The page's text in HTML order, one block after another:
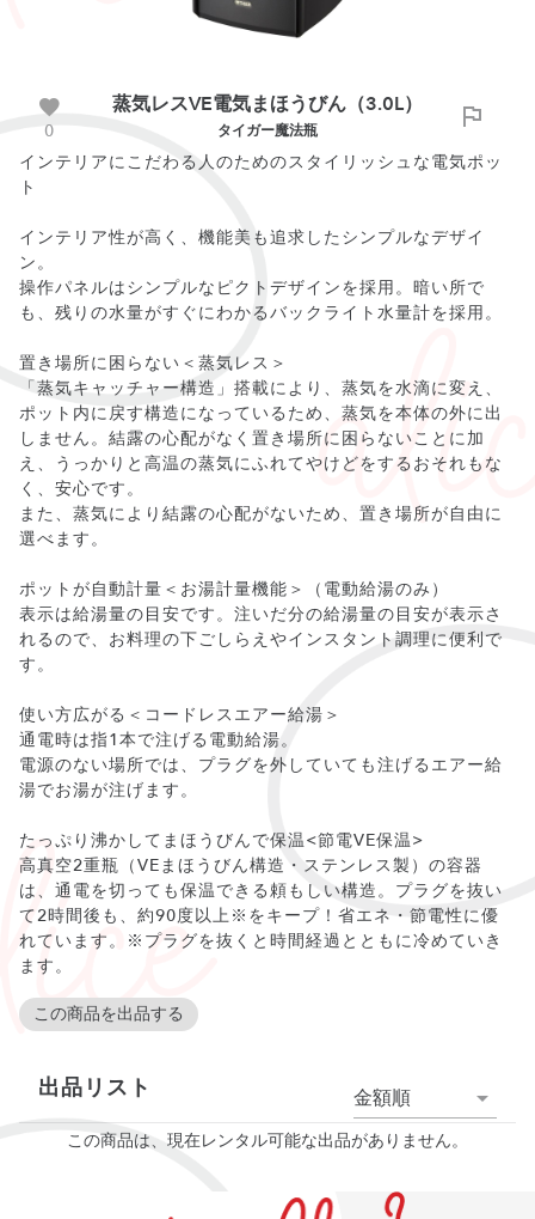
0
蒸気レスVE電気まほうびん（3.0L）
タイガー魔法瓶
インテリアにこだわる人のためのスタイリッシュな電気ポッ
ト
インテリア性が高く、機能美も追求したシンプルなデザイ
ン。
操作パネルはシンプルなピクトデザインを採用。暗い所で
も、残りの水量がすぐにわかるバックライト水量計を採用。
置き場所に困らない＜蒸気レス＞
「蒸気キャッチャー構造」搭載により、蒸気を水滴に変え、
ポット内に戻す構造になっているため、蒸気を本体の外に出
しません。結露の心配がなく置き場所に困らないことに加
え、うっかりと高温の蒸気にふれてやけどをするおそれもな
く、安心です。
また、蒸気により結露の心配がないため、置き場所が自由に
選べます。
ポットが自動計量＜お湯計量機能＞（電動給湯のみ）
表示は給湯量の目安です。注いだ分の給湯量の目安が表示さ
れるので、お料理の下ごしらえやインスタント調理に便利で
す。
使い方広がる＜コードレスエアー給湯＞
通電時は指1本で注げる電動給湯。
電源のない場所では、プラグを外していても注げるエアー給
湯でお湯が注げます。
たっぷり沸かしてまほうびんで保温<節電VE保温>
高真空2重瓶（VEまほうびん構造・ステンレス製）の容器
は、通電を切っても保温できる頼もしい構造。プラグを抜い
て2時間後も、約90度以上※をキープ！省エネ・節電性に優
れています。※プラグを抜くと時間経過とともに冷めていき
ます。
この商品を出品する
出品リスト 金額順
この商品は、現在レンタル可能な出品がありません。